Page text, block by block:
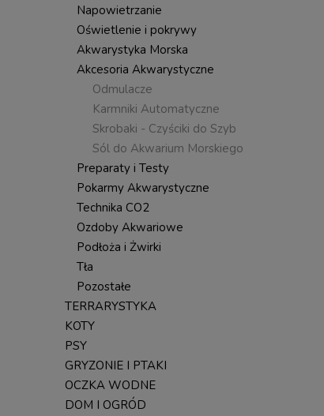
Napowietrzanie
Oświetlenie i pokrywy
Akwarystyka Morska
Akcesoria Akwarystyczne
Odmulacze
Karmniki Automatyczne
Skrobaki - Czyściki do Szyb
Sól do Akwarium Morskiego
Preparaty i Testy
Pokarmy Akwarystyczne
Technika CO2
Ozdoby Akwariowe
Podłoża i Żwirki
Tła
Pozostałe
TERRARYSTYKA
KOTY
PSY
GRYZONIE I PTAKI
OCZKA WODNE
DOM I OGRÓD